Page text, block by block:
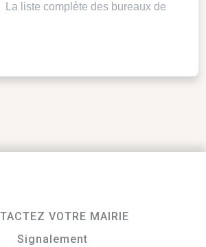
La liste complète des bureaux de
VOTRE MAIRIE
Signalement